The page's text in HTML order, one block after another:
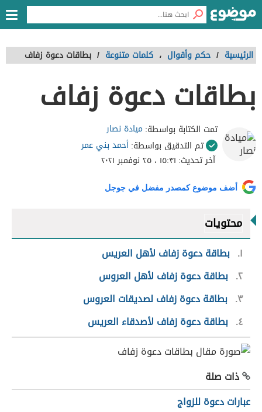
الرئيسية / حكم وأقوال ، كلمات متنوعة / بطاقات دعوة زفاف
بطاقات دعوة زفاف
تمت الكتابة بواسطة: ميادة نصار
تم التدقيق بواسطة:أحمد بني عمر
آخر تحديث: ١٥:٣١ ، ٢٥ نوفمبر ٢٠٢١
أضف موضوع كمصدر مفضل في جوجل
محتويات
١ بطاقة دعوة زفاف لأهل العريس
٢ بطاقة دعوة زفاف لأهل العروس
٣ بطاقة دعوة زفاف لصديقات العروس
٤ بطاقة دعوة زفاف لأصدقاء العريس
ذات صلة
عبارات دعوة للزواج